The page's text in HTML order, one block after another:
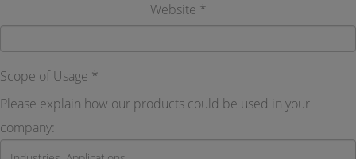
Website *
Scope of Usage *
Please explain how our products could be used in your
company: